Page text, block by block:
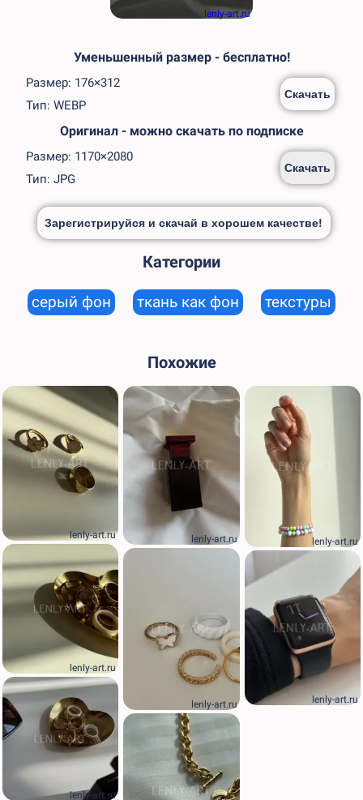
lenly-art.ru
Уменьшенный размер - бесплатно!
Размер: 176×312
Тип: WEBP
Скачать
Оригинал - можно скачать по подписке
Размер: 1170×2080
Тип: JPG
Скачать
Зарегистрируйся и скачай в хорошем качестве!
Категории
серый фон ткань как фон текстуры
Похожие
lenly-art.ru
lenly-art.ru
lenly-art.ru
lenly-art.ru
lenly-art.ru
lenly-art.ru
lenly-art.ru